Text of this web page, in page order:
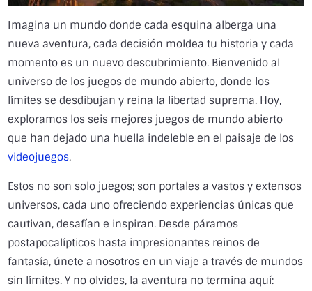
Imagina un mundo donde cada esquina alberga una
nueva aventura, cada decisión moldea tu historia y cada
momento es un nuevo descubrimiento. Bienvenido al
universo de los juegos de mundo abierto, donde los
límites se desdibujan y reina la libertad suprema. Hoy,
exploramos los seis mejores juegos de mundo abierto
que han dejado una huella indeleble en el paisaje de los
videojuegos.
Estos no son solo juegos; son portales a vastos y extensos
universos, cada uno ofreciendo experiencias únicas que
cautivan, desafían e inspiran. Desde páramos
postapocalípticos hasta impresionantes reinos de
fantasía, únete a nosotros en un viaje a través de mundos
sin límites. Y no olvides, la aventura no termina aquí: